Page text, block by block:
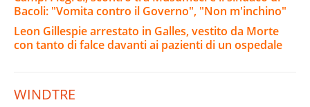
Bacoli: "Vomita contro il Governo", "Non m'inchino"
Leon Gillespie arrestato in Galles, vestito da Morte
con tanto di falce davanti ai pazienti di un ospedale
WINDTRE